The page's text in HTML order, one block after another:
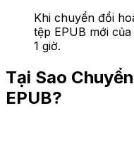
Khi chuyển đổi
tệp EPUB mới
1 giờ.
Tại Sao
EPUB?